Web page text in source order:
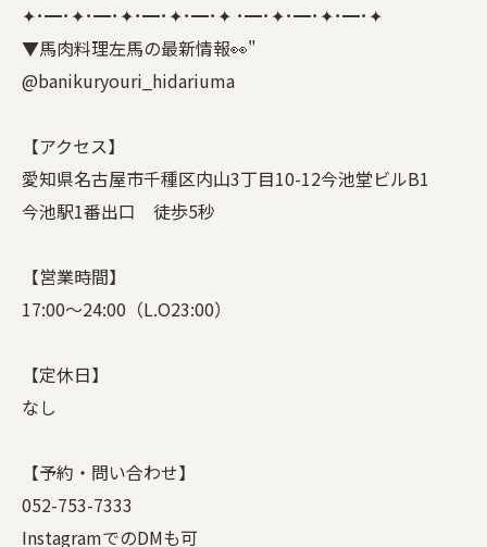
✦･━･✦･━･✦･━･✦･━･✦ ･━･✦･━･✦･━･✦
▼馬肉料理左馬の最新情報👀"
@banikuryouri_hidariuma
【アクセス】
愛知県名古屋市千種区内山3丁目10-12今池堂ビルB1
今池駅1番出口 徒歩5秒
【営業時間】
17:00〜24:00（L.O23:00）
【定休日】
なし
【予約・問い合わせ】
052-753-7333
InstagramでのDMも可